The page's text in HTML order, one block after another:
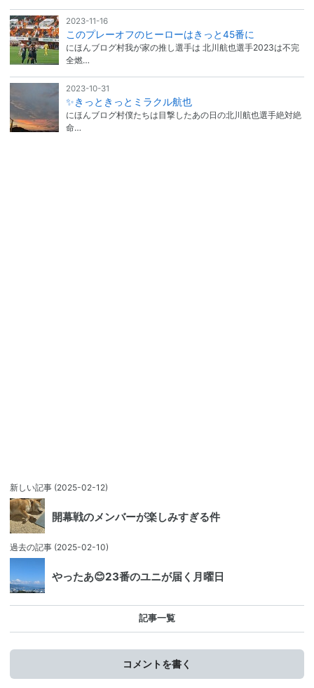
2023-11-16
このプレーオフのヒーローはきっと45番に
にほんブログ村我が家の推し選手は 北川航也選手2023は不完
全燃…
2023-10-31
✨きっときっとミラクル航也
にほんブログ村僕たちは目撃したあの日の北川航也選手絶対絶
命…
新しい記事 (2025-02-12)
開幕戦のメンバーが楽しみすぎる件
過去の記事 (2025-02-10)
やったあ😊23番のユニが届く月曜日
記事一覧
コメントを書く